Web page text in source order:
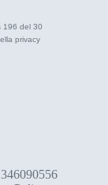
196 del 30
privacy